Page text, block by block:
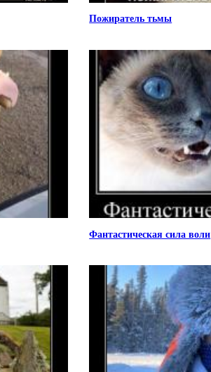
Пожиратель тьмы
Фантастическая сила воли